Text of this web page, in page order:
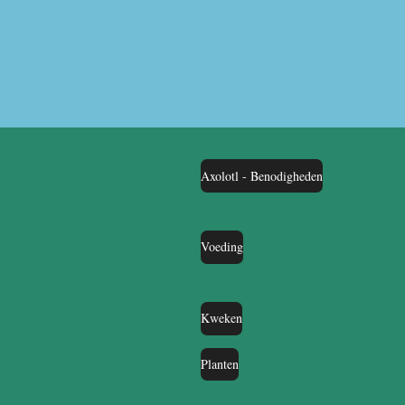
Axolotl - Benodigheden
Voeding
Kweken
Planten